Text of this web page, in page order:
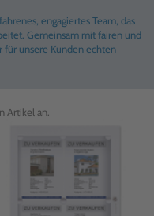
engagiertes Team, das
Gemeinsam mit fairen und
für unsere Kunden echten
Artikel an.